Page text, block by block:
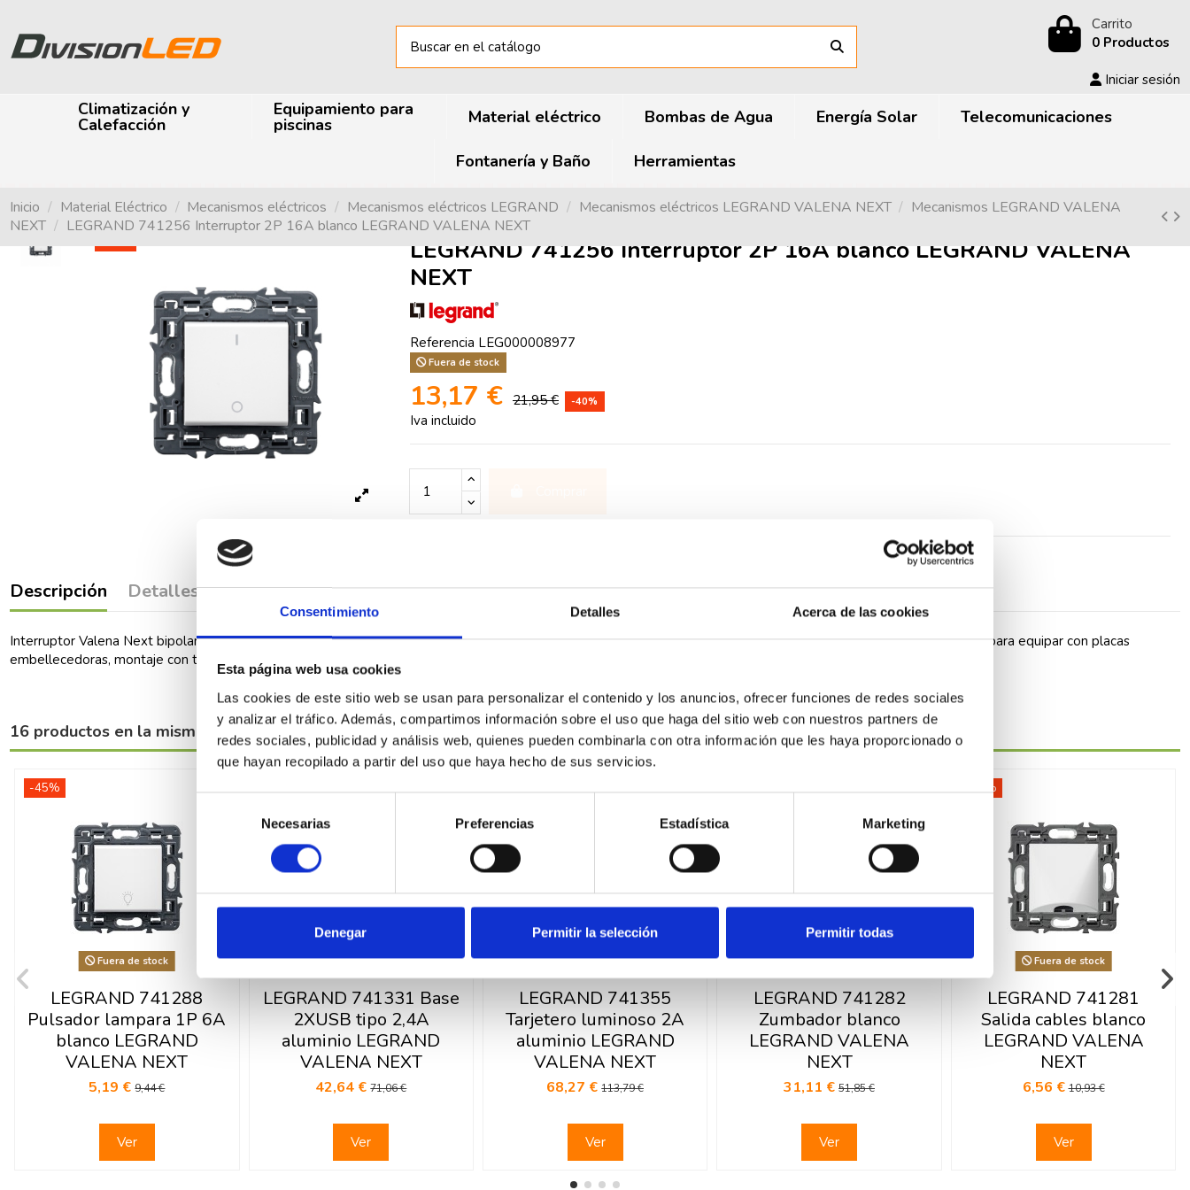
Consentimiento Detalles Acerca de las cookies
Esta página web usa cookies
Las cookies de este sitio web se usan para personalizar el contenido y los anuncios, ofrecer funciones de redes sociales
y analizar el tráfico. Además, compartimos información sobre el uso que haga del sitio web con nuestros partners de
redes sociales, publicidad y análisis web, quienes pueden combinarla con otra información que les haya proporcionado o
que hayan recopilado a partir del uso que haya hecho de sus servicios.
consentimiento
Necesarias Preferencias Estadística Marketing
Denegar Permitir la selección Permitir todas
Carrito
0 Productos
Iniciar sesión
Climatización y
Calefacción
Equipamiento para
piscinas Material eléctrico Bombas de Agua Energía Solar Telecomunicaciones
Fontanería y Baño Herramientas
Inicio Material Eléctrico Mecanismos eléctricos Mecanismos eléctricos LEGRAND Mecanismos eléctricos LEGRAND VALENA NEXT
Mecanismos LEGRAND VALENA
NEXT
LEGRAND 741256 Interruptor 2P 16A blanco LEGRAND VALENA NEXT
LEGRAND 741256 Interruptor 2P 16A blanco LEGRAND VALENA
NEXT
Referencia LEG000008977
Fuera de stock
13,17 € 21,95 € -40%
Iva incluido
Descripción Detalles del producto Comentarios
Interruptor Valena Next bipolar 16 AX - 230 V~. Bornes automáticos, blanco. Los mecanismos para iluminación Valena Next se suministran con frontal de acabado para equipar con placas
embellecedoras, montaje con tornillos o garras.
16 productos en la misma categoría:
-45%
Fuera de stock
LEGRAND 741288
Pulsador lampara 1P 6A
blanco LEGRAND
VALENA NEXT
5,19 €9,44 €
Ver
-40%
Fuera de stock
LEGRAND 741331 Base
2XUSB tipo 2,4A
aluminio LEGRAND
VALENA NEXT
42,64 €71,06 €
Ver
-40%
Fuera de stock
LEGRAND 741355
Tarjetero luminoso 2A
aluminio LEGRAND
VALENA NEXT
68,27 €113,79 €
Ver
-40%
Fuera de stock
LEGRAND 741282
Zumbador blanco
LEGRAND VALENA
NEXT
31,11 €51,85 €
Ver
-40%
Fuera de stock
LEGRAND 741281
Salida cables blanco
LEGRAND VALENA
NEXT
6,56 €10,93 €
Ver